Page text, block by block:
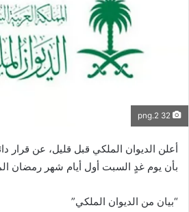
أعلن الديوان الملكي قبل قليل، عن قرار
بأن ‏يوم غدٍ السبت أول أيام شهر ⁧‫رمضان‬⁩
“بيان من الديوان الملكي”